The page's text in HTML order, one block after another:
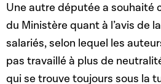
Une autre députée a souhaité
du Ministère quant à l’avis de
salariés, selon lequel les
pas travaillé à plus de
qui se trouve toujours sous la